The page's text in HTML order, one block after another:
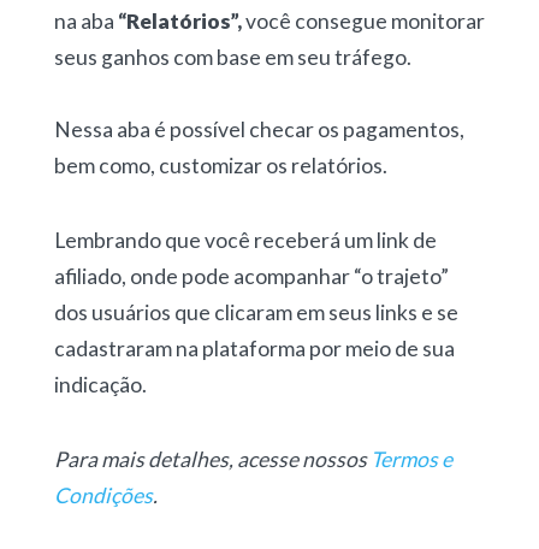
na aba “Relatórios”,você consegue monitorar
seus ganhos com base em seu tráfego.
Nessa aba é possível checar os pagamentos,
bem como, customizar os relatórios.
Lembrando que você receberá um link de
afiliado, onde pode acompanhar “o trajeto”
dos usuários que clicaram em seus links e se
cadastraram na plataforma por meio de sua
indicação.
Para mais detalhes, acesse nossos Termos e
Condições.